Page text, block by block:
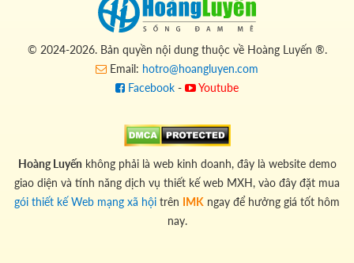
© 2024-2026. Bản quyền nội dung thuộc về Hoàng Luyến ®.
Email: hotro@hoangluyen.com
Facebook - Youtube
Hoàng Luyến không phải là web kinh doanh, đây là website demo
giao diện và tính năng dịch vụ thiết kế web MXH, vào đây đặt mua
gói thiết kế Web mạng xã hội trên IMK ngay để hưởng giá tốt hôm
nay.